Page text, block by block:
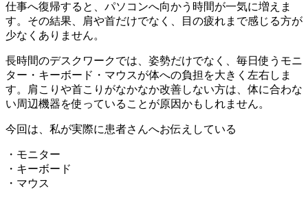
仕事へ復帰すると、パソコンへ向かう時間が一気に増えま
す。その結果、肩や首だけでなく、目の疲れまで感じる方が
少なくありません。
長時間のデスクワークでは、姿勢だけでなく、毎日使うモニ
ター・キーボード・マウスが体への負担を大きく左右しま
す。肩こりや首こりがなかなか改善しない方は、体に合わな
い周辺機器を使っていることが原因かもしれません。
今回は、私が実際に患者さんへお伝えしている
・モニター
・キーボード
・マウス